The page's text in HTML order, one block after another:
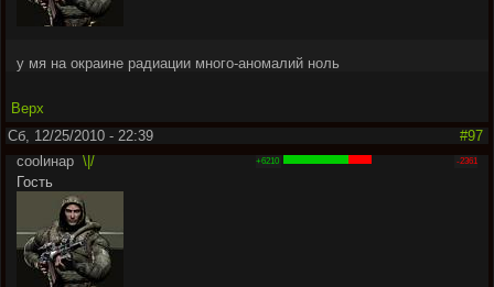
у мя на окраине радиации много-аномалий ноль
Верх
Сб, 12/25/2010 - 22:39
#97
coolинар \|/
Гость
+6210 -2361